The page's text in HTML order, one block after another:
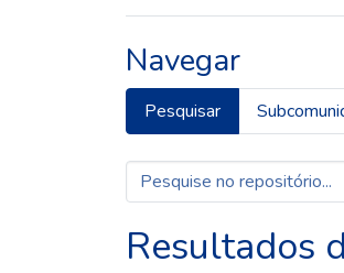
Navegar
Pesquisar
Resultados